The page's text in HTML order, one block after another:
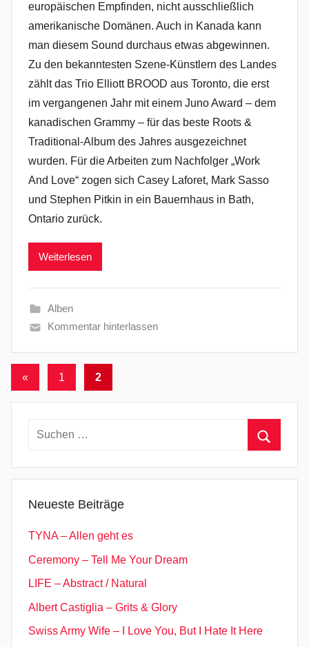
europäischen Empfinden, nicht ausschließlich
amerikanische Domänen. Auch in Kanada kann
man diesem Sound durchaus etwas abgewinnen.
Zu den bekanntesten Szene-Künstlern des Landes
zählt das Trio Elliott BROOD aus Toronto, die erst
im vergangenen Jahr mit einem Juno Award – dem
kanadischen Grammy – für das beste Roots &
Traditional-Album des Jahres ausgezeichnet
wurden. Für die Arbeiten zum Nachfolger „Work
And Love“ zogen sich Casey Laforet, Mark Sasso
und Stephen Pitkin in ein Bauernhaus in Bath,
Ontario zurück.
Weiterlesen
Alben
Kommentar hinterlassen
Seitennummerierung
der
Beiträge
« Vorherige
1 2
Suchen
Neueste Beiträge
TYNA – Allen geht es
Ceremony – Tell Me Your Dream
LIFE – Abstract / Natural
Albert Castiglia – Grits & Glory
Swiss Army Wife – I Love You, But I Hate It Here